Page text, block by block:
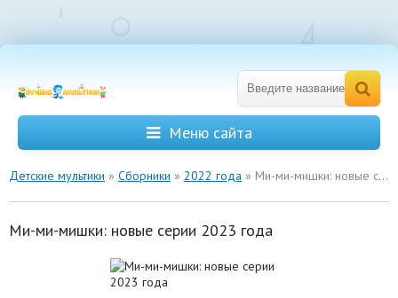
Меню сайта
Детские мультики » Сборники » 2022 года » Ми-ми-мишки: новые серии 2023 года
Ми-ми-мишки: новые серии 2023 года